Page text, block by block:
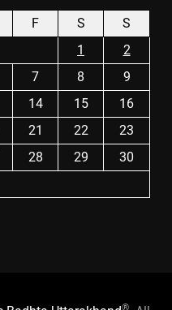
F S
S
1
2
7 8
9
14 15
16
21 22
23
28 29
30
®